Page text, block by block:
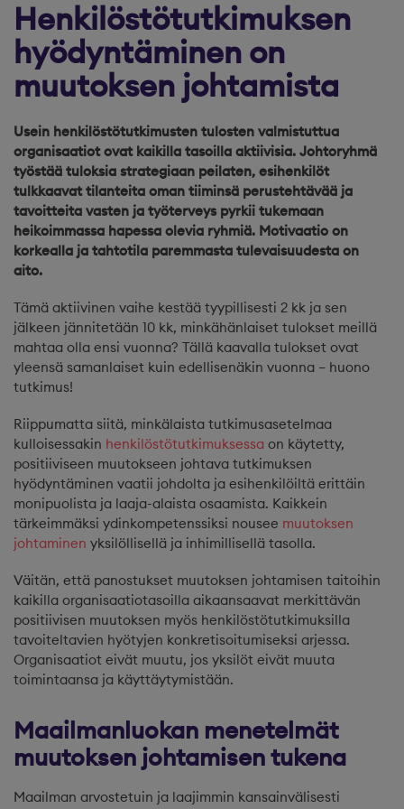
Henkilöstötutkimuksen
hyödyntäminen on
muutoksen johtamista
Usein henkilöstötutkimusten tulosten valmistuttua
organisaatiot ovat kaikilla tasoilla aktiivisia. Johtoryhmä
työstää tuloksia strategiaan peilaten, esihenkilöt
tulkkaavat tilanteita oman tiiminsä perustehtävää ja
tavoitteita vasten ja työterveys pyrkii tukemaan
heikoimmassa hapessa olevia ryhmiä. Motivaatio on
korkealla ja tahtotila paremmasta tulevaisuudesta on
aito.
Tämä aktiivinen vaihe kestää tyypillisesti 2 kk ja sen
jälkeen jännitetään 10 kk, minkähänlaiset tulokset meillä
mahtaa olla ensi vuonna? Tällä kaavalla tulokset ovat
yleensä samanlaiset kuin edellisenäkin vuonna – huono
tutkimus!
Riippumatta siitä, minkälaista tutkimusasetelmaa
kulloisessakin henkilöstötutkimuksessa on käytetty,
positiiviseen muutokseen johtava tutkimuksen
hyödyntäminen vaatii johdolta ja esihenkilöiltä erittäin
monipuolista ja laaja-alaista osaamista. Kaikkein
tärkeimmäksi ydinkompetenssiksi nousee muutoksen
johtaminen yksilöllisellä ja inhimillisellä tasolla.
Väitän, että panostukset muutoksen johtamisen taitoihin
kaikilla organisaatiotasoilla aikaansaavat merkittävän
positiivisen muutoksen myös henkilöstötutkimuksilla
tavoiteltavien hyötyjen konkretisoitumiseksi arjessa.
Organisaatiot eivät muutu, jos yksilöt eivät muuta
toimintaansa ja käyttäytymistään.
Maailmanluokan menetelmät
muutoksen johtamisen tukena
Maailman arvostetuin ja laajimmin kansainvälisesti